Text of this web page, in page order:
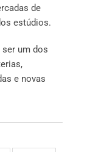
de
estúdios.
um dos
e novas